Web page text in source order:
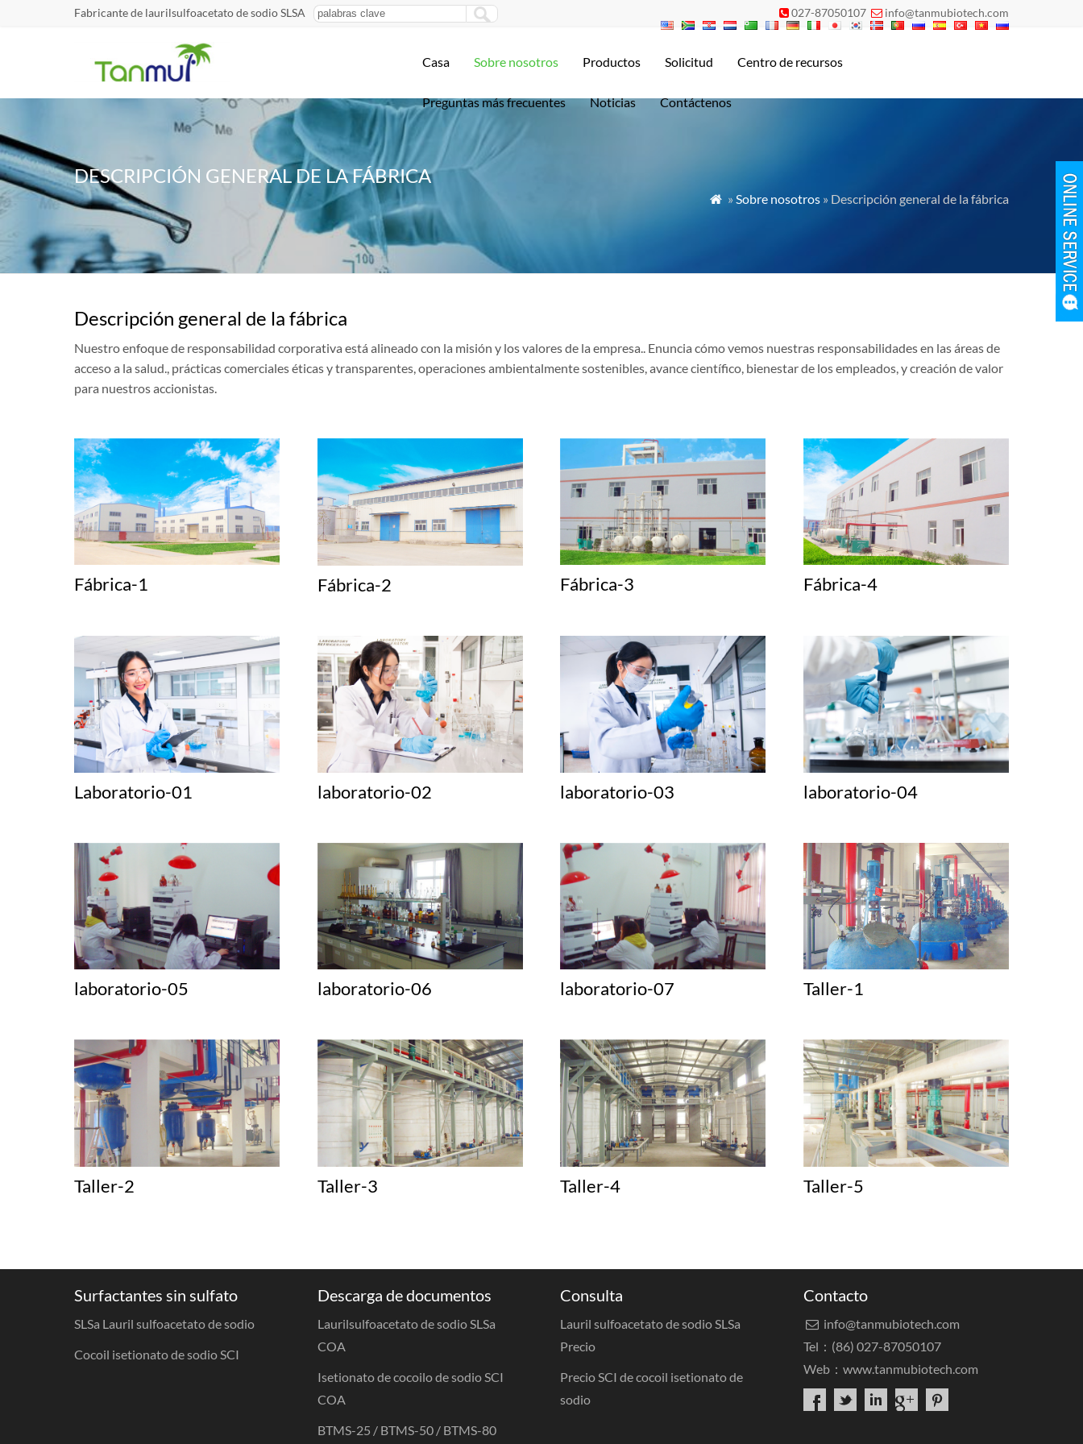
Fabricante de laurilsulfoacetato de sodio SLSA  027-87050107  info@tanmubiotech.com
Casa Sobre nosotros Productos Solicitud Centro de recursos
Preguntas más frecuentes Noticias Contáctenos
DESCRIPCIÓN GENERAL DE LA FÁBRICA
 » Sobre nosotros » Descripción general de la fábrica
Descripción general de la fábrica
Nuestro enfoque de responsabilidad corporativa está alineado con la misión y los valores de la empresa.. Enuncia cómo vemos nuestras responsabilidades en las áreas de
acceso a la salud., prácticas comerciales éticas y transparentes, operaciones ambientalmente sostenibles, avance científico, bienestar de los empleados, y creación de valor
para nuestros accionistas.
Fábrica-1 Fábrica-2 Fábrica-3 Fábrica-4
Laboratorio-01 laboratorio-02 laboratorio-03 laboratorio-04
laboratorio-05 laboratorio-06 laboratorio-07 Taller-1
Taller-2 Taller-3 Taller-4 Taller-5
Surfactantes sin sulfato
SLSa Lauril sulfoacetato de sodio
Cocoil isetionato de sodio SCI
Descarga de documentos
Laurilsulfoacetato de sodio SLSa
COA
Isetionato de cocoilo de sodio SCI
COA
BTMS-25 / BTMS-50 / BTMS-80
Consulta
Lauril sulfoacetato de sodio SLSa
Precio
Precio SCI de cocoil isetionato de
sodio
Contacto
 info@tanmubiotech.com
Tel：(86) 027-87050107
Web： www.tanmubiotech.com